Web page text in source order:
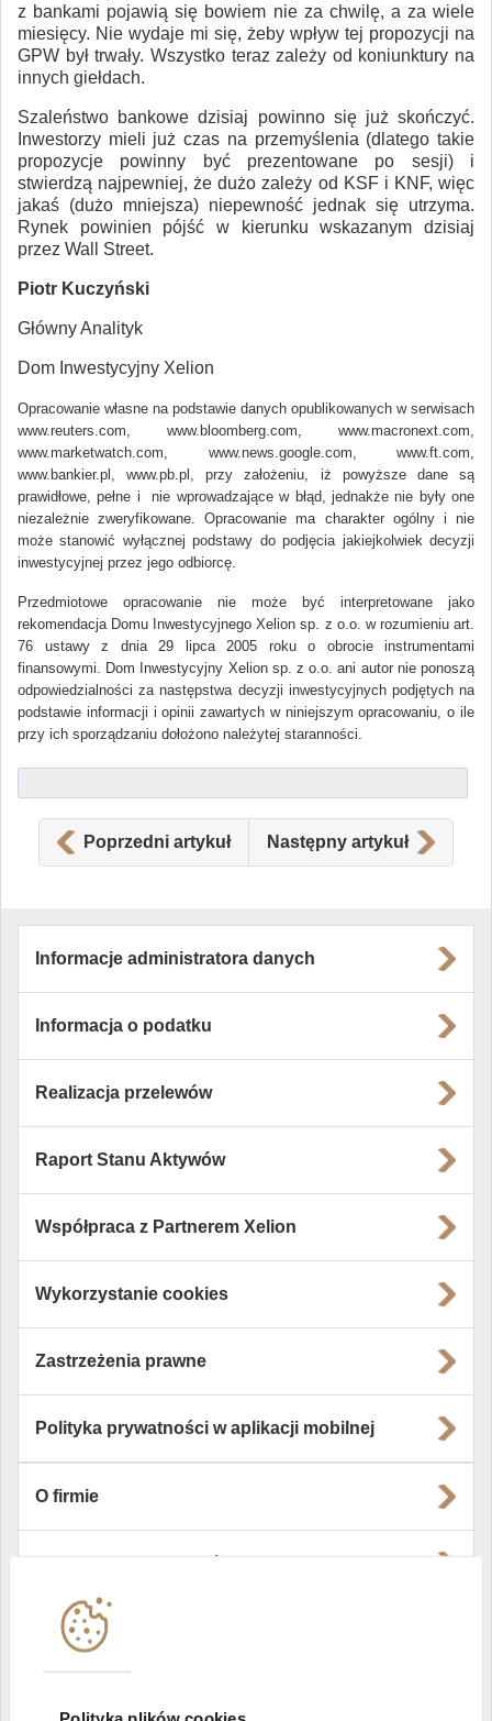
z bankami pojawią się bowiem nie za chwilę, a za wiele
miesięcy. Nie wydaje mi się, żeby wpływ tej propozycji na
GPW był trwały. Wszystko teraz zależy od koniunktury na
innych giełdach.
Szaleństwo bankowe dzisiaj powinno się już skończyć.
Inwestorzy mieli już czas na przemyślenia (dlatego takie
propozycje powinny być prezentowane po sesji) i
stwierdzą najpewniej, że dużo zależy od KSF i KNF, więc
jakaś (dużo mniejsza) niepewność jednak się utrzyma.
Rynek powinien pójść w kierunku wskazanym dzisiaj
przez Wall Street.
Piotr Kuczyński
Główny Analityk
Dom Inwestycyjny Xelion
Opracowanie własne na podstawie danych opublikowanych w serwisach
www.reuters.com, www.bloomberg.com, www.macronext.com,
www.marketwatch.com, www.news.google.com, www.ft.com,
www.bankier.pl, www.pb.pl, przy założeniu, iż powyższe dane są
prawidłowe, pełne i nie wprowadzające w błąd, jednakże nie były one
niezależnie zweryfikowane. Opracowanie ma charakter ogólny i nie
może stanowić wyłącznej podstawy do podjęcia jakiejkolwiek decyzji
inwestycyjnej przez jego odbiorcę.
Przedmiotowe opracowanie nie może być interpretowane jako
rekomendacja Domu Inwestycyjnego Xelion sp. z o.o. w rozumieniu art.
76 ustawy z dnia 29 lipca 2005 roku o obrocie instrumentami
finansowymi. Dom Inwestycyjny Xelion sp. z o.o. ani autor nie ponoszą
odpowiedzialności za następstwa decyzji inwestycyjnych podjętych na
podstawie informacji i opinii zawartych w niniejszym opracowaniu, o ile
przy ich sporządzaniu dołożono należytej staranności.
Poprzedni artykuł Następny artykuł
Informacje administratora danych
Informacja o podatku
Realizacja przelewów
Raport Stanu Aktywów
Współpraca z Partnerem Xelion
Wykorzystanie cookies
Zastrzeżenia prawne
Polityka prywatności w aplikacji mobilnej
O firmie
Instytucje współpracujące